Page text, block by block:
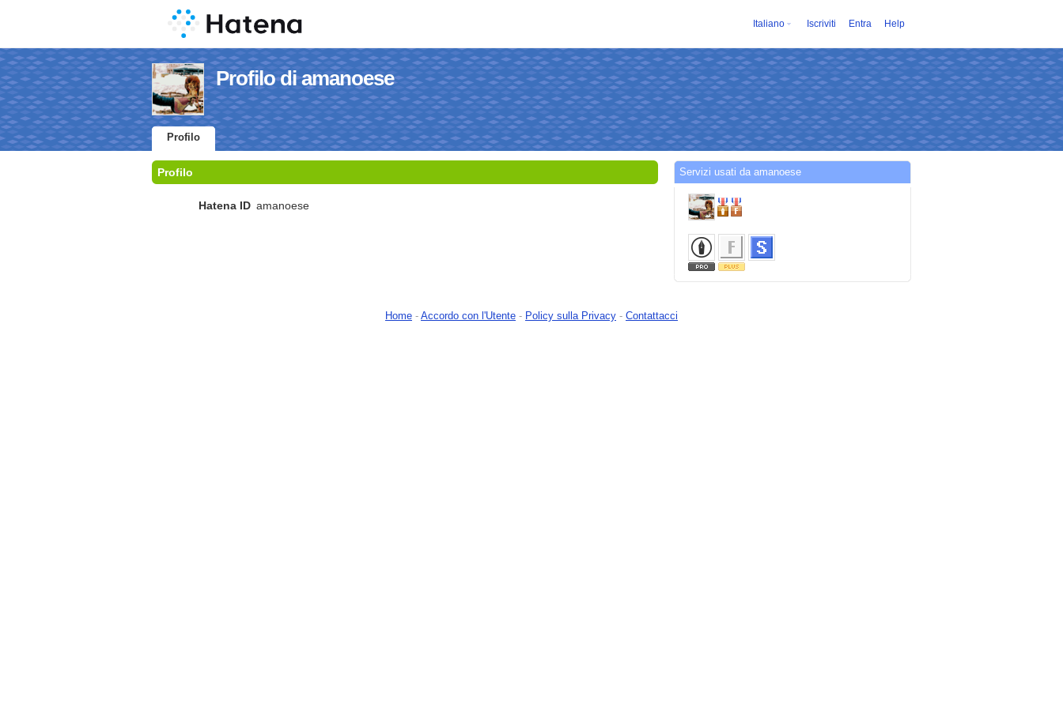
Italiano Iscriviti Entra Help
Profilo di amanoese
Profilo
Profilo
Hatena ID amanoese
Servizi usati da amanoese
Home - Accordo con l'Utente - Policy sulla Privacy - Contattacci